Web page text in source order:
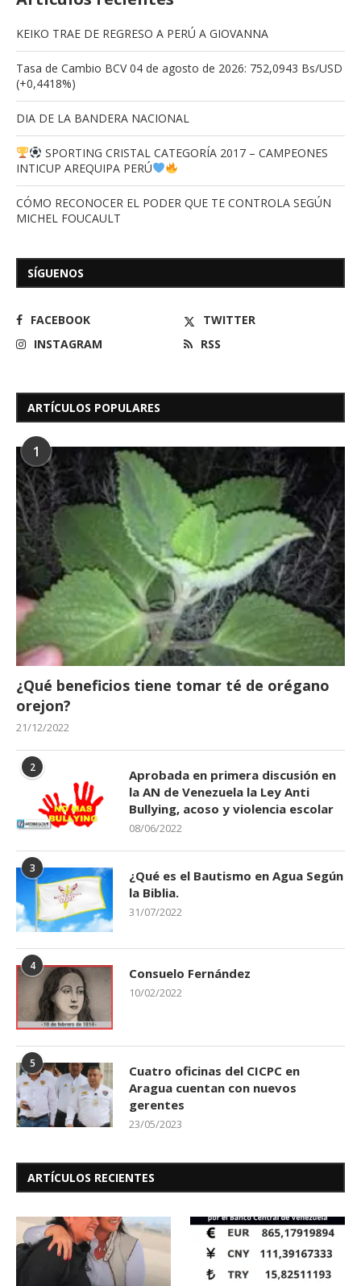
KEIKO TRAE DE REGRESO A PERÚ A GIOVANNA
Tasa de Cambio BCV 04 de agosto de 2026: 752,0943 Bs/USD
(+0,4418%)
DIA DE LA BANDERA NACIONAL
SPORTING CRISTAL CATEGORÍA 2017 – CAMPEONES
INTICUP AREQUIPA PERÚ
CÓMO RECONOCER EL PODER QUE TE CONTROLA SEGÚN
MICHEL FOUCAULT
SÍGUENOS
FACEBOOK
TWITTER
INSTAGRAM
RSS
ARTÍCULOS POPULARES
1
¿Qué beneficios tiene tomar té de orégano
orejon?
21/12/2022
2
Aprobada en primera discusión en
la AN de Venezuela la Ley Anti
Bullying, acoso y violencia escolar
08/06/2022
3
¿Qué es el Bautismo en Agua Según
la Biblia.
31/07/2022
4 Consuelo Fernández
10/02/2022
5
Cuatro oficinas del CICPC en
Aragua cuentan con nuevos
gerentes
23/05/2023
ARTÍCULOS RECIENTES